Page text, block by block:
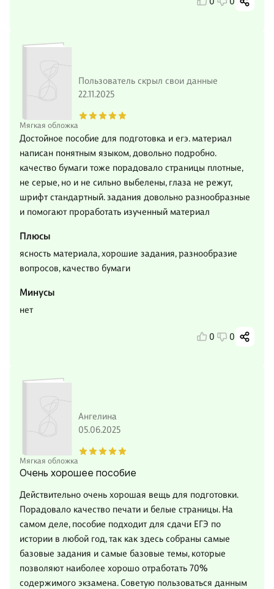
Мягкая обложка
Пользователь скрыл свои данные
22.11.2025
Достойное пособие для подготовка и егэ. материал
написан понятным языком, довольно подробно.
качество бумаги тоже порадовало страницы плотные,
не серые, но и не сильно выбелены, глаза не режут,
шрифт стандартный. задания довольно разнообразные
и помогают проработать изученный материал
Плюсы
ясность материала, хорошие задания, разнообразие
вопросов, качество бумаги
Минусы
нет
0 0
Мягкая обложка
Ангелина
05.06.2025
Очень хорошее пособие
Действительно очень хорошая вещь для подготовки.
Порадовало качество печати и белые страницы. На
самом деле, пособие подходит для сдачи ЕГЭ по
истории в любой год, так как здесь собраны самые
базовые задания и самые базовые темы, которые
позволяют наиболее хорошо отработать 70%
содержимого экзамена. Советую пользоваться данным